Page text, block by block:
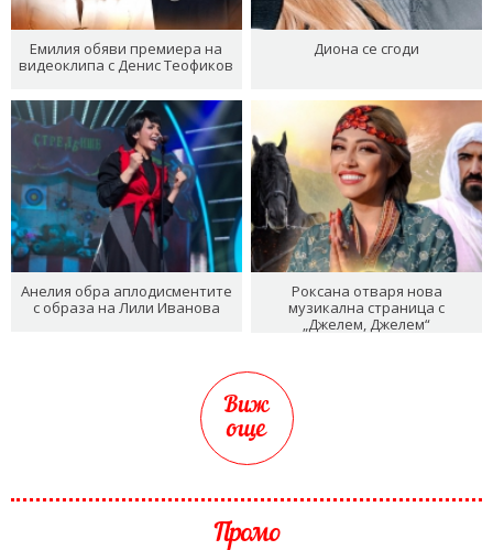
Емилия обяви премиера на
видеоклипа с Денис Теофиков
Диона се сгоди
Анелия обра аплодисментите
с образа на Лили Иванова
Роксана отваря нова
музикална страница с
„Джелем, Джелем“
Виж
още
Промо